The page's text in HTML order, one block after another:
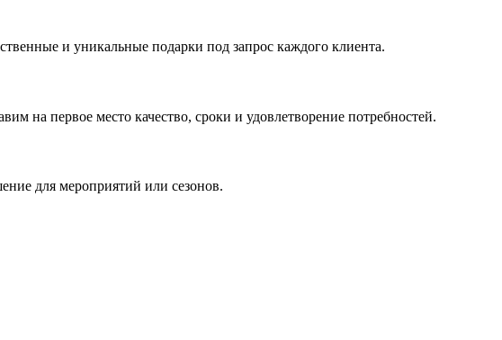
и уникальные подарки под запрос каждого клиента.
на первое место качество, сроки и удовлетворение потребностей.
для мероприятий или сезонов.